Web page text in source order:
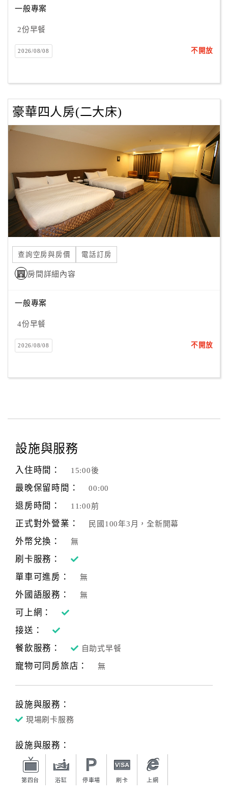
訂
房
Q&A
旅
卡
訂
請
款
收
據
合
作
提
案
店
作
作
旅
伴
劃
商
品
傳
一般專案
2份早餐
2026/08/08 不開放
豪華四人房(二大床)
查詢空房與房價 電話訂房
房間詳細內容
一般專案
4份早餐
2026/08/08 不開放
設施與服務
入住時間： 15:00後
最晚保留時間： 00:00
退房時間： 11:00前
正式對外營業： 民國100年3月，全新開幕
外幣兌換： 無
刷卡服務：
單車可進房：
無
外國語服務： 無
可上網：
接送：
餐飲服務：
自助式早餐
寵物可同房旅店： 無
設施與服務：
現場刷卡服務
設施與服務：
第四台 浴缸 停車場 刷卡 上網